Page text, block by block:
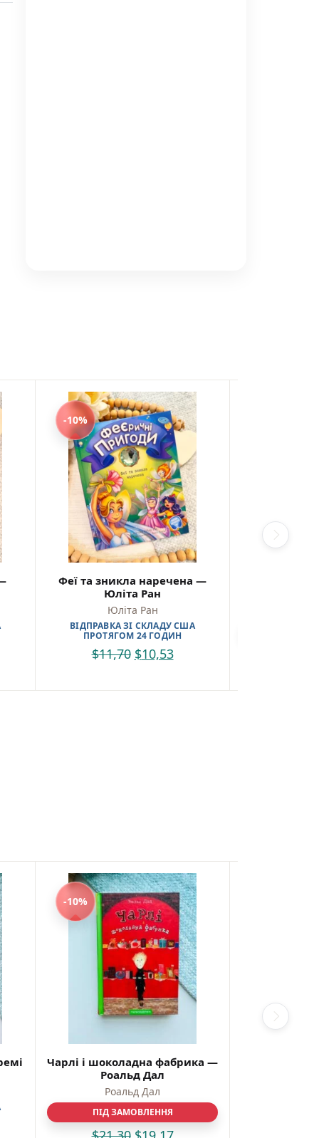
-10%
Феї та зникла наречена —
Юліта Ран
Юліта Ран
ВІДПРАВКА ЗІ СКЛАДУ США
ПРОТЯГОМ 24 ГОДИН
$11,70 $10,53
-10%
Чарлі і шоколадна фабрика —
Роальд Дал
Роальд Дал
ПІД ЗАМОВЛЕННЯ